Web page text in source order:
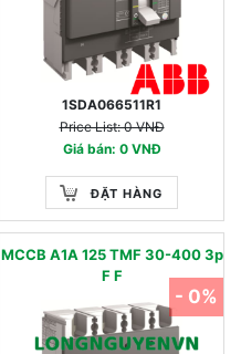
1SDA066511R1
Price List: 0 VNĐ
Giá bán: 0 VNĐ
ĐẶT HÀNG
MCCB A1A 125 TMF 30-400 3p
F F
- 0%